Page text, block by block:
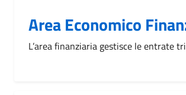
Area Economico
L’area finanziaria gestisce le entrate